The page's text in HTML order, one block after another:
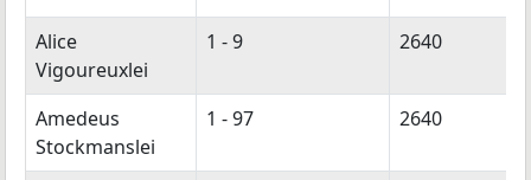
Alice
Vigoureuxlei
1 - 9 2640
Amedeus
Stockmanslei
1 - 97 2640